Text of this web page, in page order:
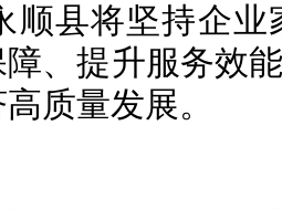
顺县将坚持企
、提升服务效
质量发展。